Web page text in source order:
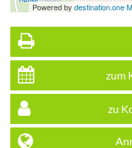
Powered by destination.one
zum
zu